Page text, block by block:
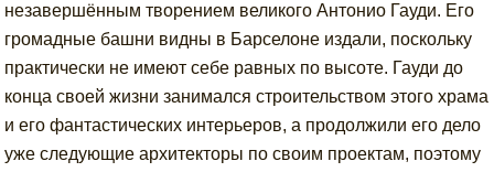
незавершённым творением великого Антонио Гауди. Его
громадные башни видны в Барселоне издали, поскольку
практически не имеют себе равных по высоте. Гауди до
конца своей жизни занимался строительством этого храма
и его фантастических интерьеров, а продолжили его дело
уже следующие архитекторы по своим проектам, поэтому